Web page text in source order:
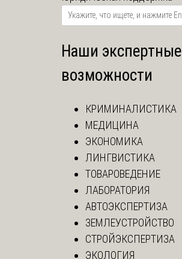
Наши экспертные
возможности
КРИМИНАЛИСТИКА
МЕДИЦИНА
ЭКОНОМИКА
ЛИНГВИСТИКА
ТОВАРОВЕДЕНИЕ
ЛАБОРАТОРИЯ
АВТОЭКСПЕРТИЗА
ЗЕМЛЕУСТРОЙСТВО
СТРОЙЭКСПЕРТИЗА
ЭКОЛОГИЯ